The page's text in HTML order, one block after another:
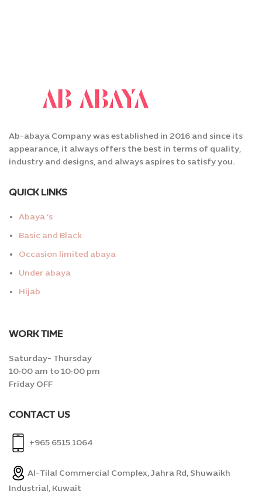
Ab-abaya Company was established in 2016 and since its
appearance, it always offers the best in terms of quality,
industry and designs, and always aspires to satisfy you.
QUICK LINKS
Abaya ‘s
Basic and Black
Occasion limited abaya
Under abaya
Hijab
WORK TIME
Saturday- Thursday
10:00 am to 10:00 pm
Friday OFF
CONTACT US
+965 6515 1064
Al-Tilal Commercial Complex, Jahra Rd, Shuwaikh
Industrial, Kuwait